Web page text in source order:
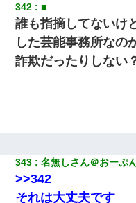
342 ■
誰も指摘してないけ
した芸能事務所なの
詐欺だったりしない
343 名無しさん＠おーぷ
>>342
それは大丈夫です